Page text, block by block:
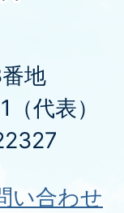
地
代表）
い合わせ